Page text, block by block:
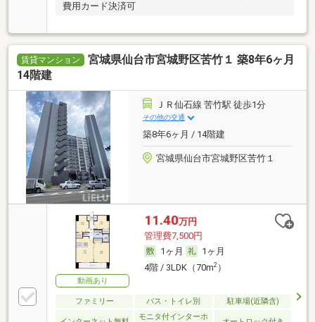
費用カード決済可
賃貸マンション
宮城県仙台市宮城野区苦竹１ 築8年6ヶ月
14階建
ＪＲ仙石線 苦竹駅 徒歩1分
その他の交通
築8年6ヶ月 / 14階建
宮城県仙台市宮城野区苦竹１
動画あり
11.40万円
管理費7,500円
1ヶ月
1ヶ月
4階 / 3LDK（70m2）
ファミリー バス・トイレ別 駐車場(近隣含)
モニタ付インターホ